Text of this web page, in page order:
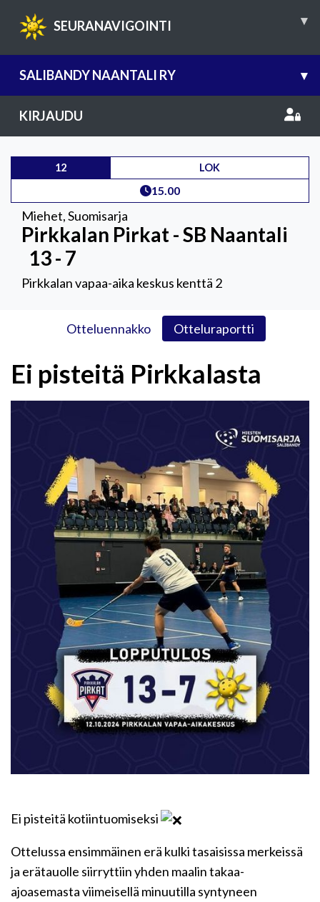
SEURANAVIGOINTI ▾
SALIBANDY NAANTALI RY ▾
KIRJAUDU
12 LOK
15.00
Miehet,Suomisarja
Pirkkalan Pirkat - SB Naantali
13 - 7
Pirkkalan vapaa-aika keskus kenttä 2
Otteluennakko Otteluraportti
Ei pisteitä Pirkkalasta
Ei pisteitä kotiintuomiseksi
Ottelussa ensimmäinen erä kulki tasaisissa merkeissä
ja erätauolle siirryttiin yhden maalin takaa-
ajoasemasta viimeisellä minuutilla syntyneen